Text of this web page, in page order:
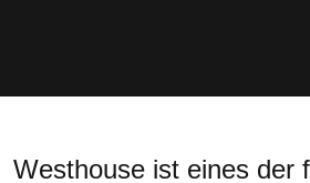
Westhouse ist eines der